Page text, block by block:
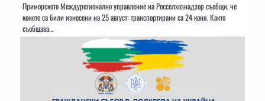
Приморското Междурегионално управление на Росселхознадзор съобщи, че
конете са били изнесени на 25 август: транспортирани са 24 коня. Както
съобщава…